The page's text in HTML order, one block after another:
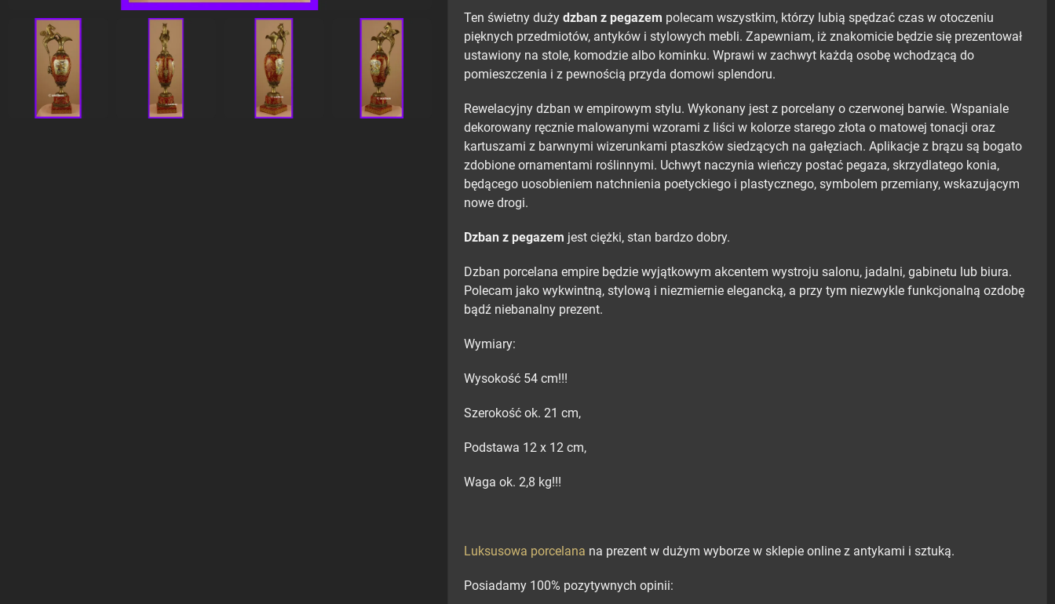
Ten świetny duży dzban z pegazem polecam wszystkim, którzy lubią spędzać czas w otoczeniu
pięknych przedmiotów, antyków i stylowych mebli. Zapewniam, iż znakomicie będzie się prezentował
ustawiony na stole, komodzie albo kominku. Wprawi w zachwyt każdą osobę wchodzącą do
pomieszczenia i z pewnością przyda domowi splendoru.
Rewelacyjny dzban w empirowym stylu. Wykonany jest z porcelany o czerwonej barwie. Wspaniale
dekorowany ręcznie malowanymi wzorami z liści w kolorze starego złota o matowej tonacji oraz
kartuszami z barwnymi wizerunkami ptaszków siedzących na gałęziach. Aplikacje z brązu są bogato
zdobione ornamentami roślinnymi. Uchwyt naczynia wieńczy postać pegaza, skrzydlatego konia,
będącego uosobieniem natchnienia poetyckiego i plastycznego, symbolem przemiany, wskazującym
nowe drogi.
Dzban z pegazem jest ciężki, stan bardzo dobry.
Dzban porcelana empire będzie wyjątkowym akcentem wystroju salonu, jadalni, gabinetu lub biura.
Polecam jako wykwintną, stylową i niezmiernie elegancką, a przy tym niezwykle funkcjonalną ozdobę
bądź niebanalny prezent.
Wymiary:
Wysokość 54 cm!!!
Szerokość ok. 21 cm,
Podstawa 12 x 12 cm,
Waga ok. 2,8 kg!!!
Luksusowa porcelana na prezent w dużym wyborze w sklepie online z antykami i sztuką.
Posiadamy 100% pozytywnych opinii: